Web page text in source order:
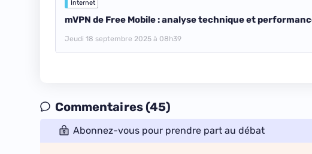
Internet
mVPN de Free Mobile : analyse technique et
Jeudi 18 septembre 2025 à 08h39
Commentaires (45)
Abonnez-vous pour prendre part au débat